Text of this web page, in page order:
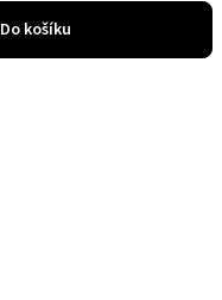
Do košíku